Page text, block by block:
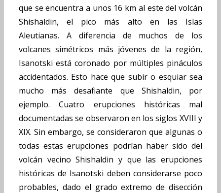
que se encuentra a unos 16 km al este del volcán
Shishaldin, el pico más alto en las Islas
Aleutianas. A diferencia de muchos de los
volcanes simétricos más jóvenes de la región,
Isanotski está coronado por múltiples pináculos
accidentados. Esto hace que subir o esquiar sea
mucho más desafiante que Shishaldin, por
ejemplo. Cuatro erupciones históricas mal
documentadas se observaron en los siglos XVIII y
XIX. Sin embargo, se consideraron que algunas o
todas estas erupciones podrían haber sido del
volcán vecino Shishaldin y que las erupciones
históricas de Isanotski deben considerarse poco
probables, dado el grado extremo de disección